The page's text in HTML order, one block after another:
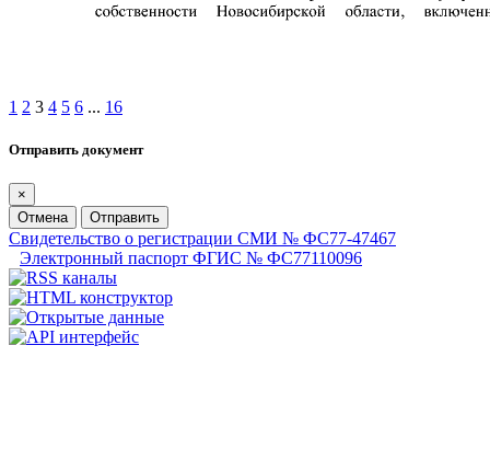
1 2 3 4 5 6 ... 16
Отправить документ
×
Отмена
Отправить
Свидетельство о регистрации СМИ № ФС77-47467
Электронный паспорт ФГИС № ФС77110096